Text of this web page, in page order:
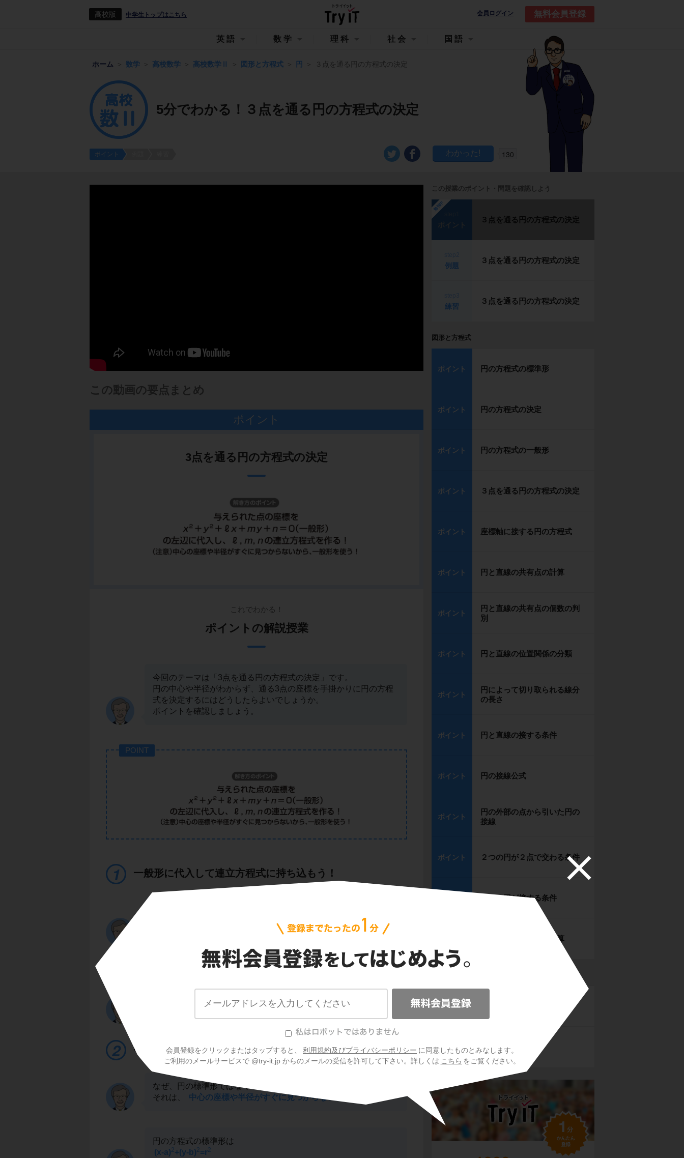
高校版 中学生トップはこちら 会員ログイン 無料会員登録
会員登録をクリックまたはタップすると、 利用規約及びプライバシーポリシー に同意したものとみなします。
ご利用のメールサービスで @try-it.jp からのメールの受信を許可して下さい。詳しくは こちら をご覧ください。
英語 数学 理科 社会 国語
ホーム 数学 高校数学 高校数学Ⅱ 図形と方程式 円 ３点を通る円の方程式の決定
5分でわかる！３点を通る円の方程式の決定
ポイント 130
この動画の要点まとめ
ポイント
3点を通る円の方程式の決定
これでわかる！
ポイントの解説授業
今回のテーマは「3点を通る円の方程式の決定」です。
円の中心や半径がわからず、通る3点の座標を手掛かりに円の方程
式を決定するにはどうしたらよいでしょうか。
ポイントを確認しましょう。
POINT
一般形に代入して連立方程式に持ち込もう！
の一般形の左辺に代入してl,m,nの連立方程式を作りましょう。後
はこの3つの連立方程式を解いてあげればl,m,nの値が求まります
中心も半径もわからないときは一般形
なぜ、円の標準形ではなく一般形を使うのでしょうか？
それは、
中心の座標や半径がすぐに見つからないから
円の方程式の標準形は
(x-a)2+(y-b)2=r2
この授業のポイント・問題を確認しよう
勉強中
３点を通る円の方程式の決定
例題
３点を通る円の方程式の決定
練習
３点を通る円の方程式の決定
図形と方程式
ポイント 円の方程式の標準形
ポイント 円の方程式の決定
ポイント 円の方程式の一般形
ポイント ３点を通る円の方程式の決定
ポイント 座標軸に接する円の方程式
ポイント 円と直線の共有点の計算
ポイント
円と直線の共有点の個数の判
別
ポイント 円と直線の位置関係の分類
ポイント
円によって切り取られる線分
の長さ
ポイント 円と直線の接する条件
ポイント 円の接線公式
ポイント
円の外部の点から引いた円の
接線
ポイント ２つの円が２点で交わる条件
２つの円が接する条件
２つの円の共有点の計算
軌跡と領域